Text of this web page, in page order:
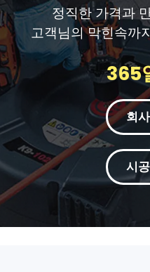
정직한 가격과
고객님의 막힌속까
365
회
시